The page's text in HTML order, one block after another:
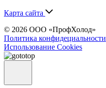
Карта сайта
© 2026 ООО «ПрофХолод»
Политика конфидециальности
Использование Cookies